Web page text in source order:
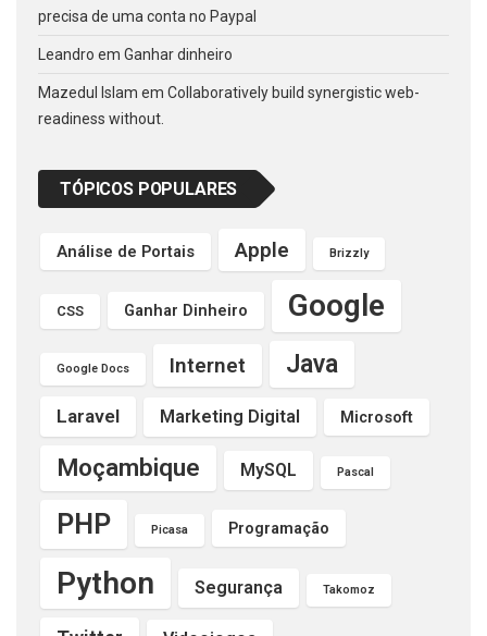
precisa de uma conta no Paypal
Leandro em Ganhar dinheiro
Mazedul Islam em Collaboratively build synergistic web-
readiness without.
TÓPICOS POPULARES
Análise de Portais Apple Brizzly
CSS Ganhar Dinheiro Google
Google Docs Internet Java
Laravel Marketing Digital Microsoft
Moçambique MySQL Pascal
PHP Picasa Programação
Python Segurança Takomoz